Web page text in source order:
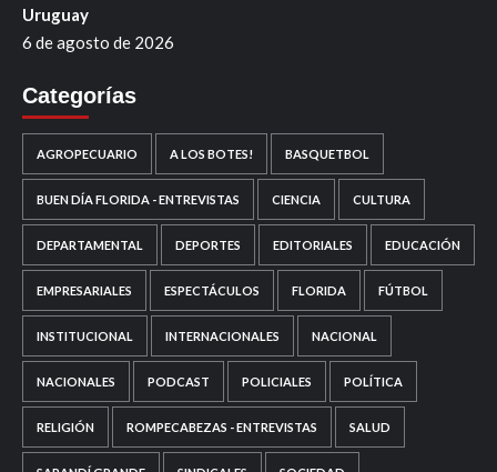
Uruguay
6 de agosto de 2026
Categorías
AGROPECUARIO A LOS BOTES! BASQUETBOL
BUEN DÍA FLORIDA - ENTREVISTAS CIENCIA CULTURA
DEPARTAMENTAL DEPORTES EDITORIALES EDUCACIÓN
EMPRESARIALES ESPECTÁCULOS FLORIDA FÚTBOL
INSTITUCIONAL INTERNACIONALES NACIONAL
NACIONALES PODCAST POLICIALES POLÍTICA
RELIGIÓN ROMPECABEZAS - ENTREVISTAS SALUD